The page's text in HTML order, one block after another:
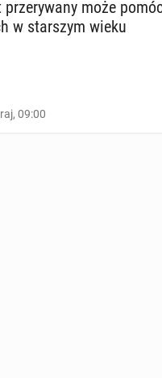
prze­ry­wa­ny może
w star­szym wieku
09:00